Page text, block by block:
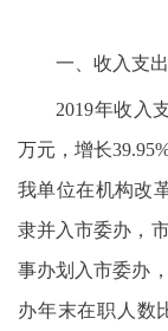
一、收入支
2019年收入
万元，增长
我单位在机构改
隶并入市委办，
事办划入市委办
办年末在职人数